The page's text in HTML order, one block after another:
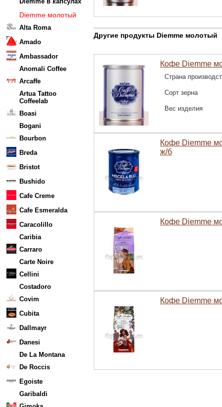
Diemme молотый
Alta Roma
Amado
Ambassador
Anomali Coffee
Arcaffe
Artua Tattoo
Coffeelab
Boasi
Bogani
Bourbon
Breda
Bristot
Bushido
Cafe Creme
Cafe Esmeralda
Caracolillo
Caribia
Carraro
Carte Noire
Cellini
Costadoro
Covim
Cubita
Dallmayr
Danesi
De La Montana
De Roccis
Egoiste
Garibaldi
Другие продукты Diemme молотый
Кофе Diemme
Страна
Сорт зерна
Вес изделия
Кофе Diemme
ж/б
Кофе Diemme
Кофе Diemme